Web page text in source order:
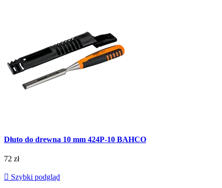
Dłuto do drewna 10 mm 424P-10 BAHCO
72 zł
 Szybki podgląd